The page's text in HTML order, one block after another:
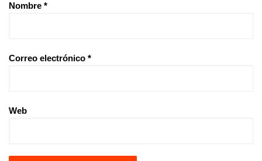
Nombre *
Correo electrónico *
Web